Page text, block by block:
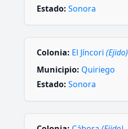
Estado: Sonora
Colonia: El Jíncori (Ejido)
Municipio: Quiriego
Estado: Sonora